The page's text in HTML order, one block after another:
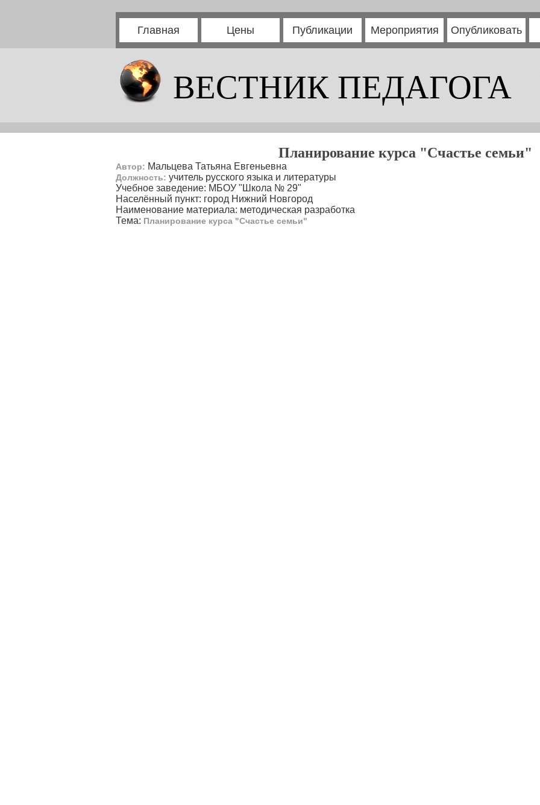
Главная Цены Публикации Мероприятия Опубликовать
ВЕСТНИК ПЕДАГОГА
Планирование курса "Счастье семьи"
Автор: Мальцева Татьяна Евгеньевна
Должность: учитель русского языка и литературы
Учебное заведение: МБОУ "Школа № 29"
Населённый пункт: город Нижний Новгород
Наименование материала: методическая разработка
Тема: Планирование курса "Счастье семьи"